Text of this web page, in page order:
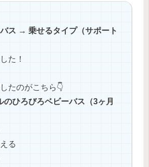
ス → 乗せるタイプ（サポート
た！
たのがこちら👇
のひろびろベビーバス（3ヶ月
る